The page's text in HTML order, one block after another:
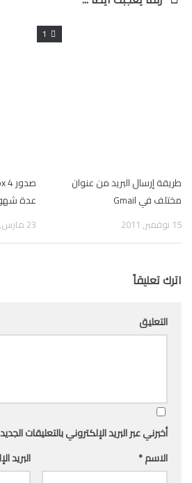
1
طريقة إرسال البريد من عنوان
مختلف في Gmail
15 نوفمبر, 2011
عدة
23 مارس, 2011
اترك تعليقاً
التعليق
أخبرني عبر البريد الإلكتروني بالتعليقات
الاسم* البريد